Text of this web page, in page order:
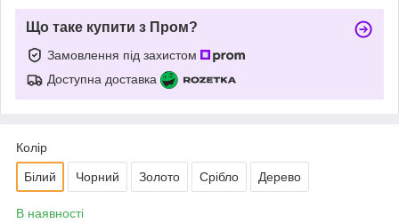
Що таке купити з Пром?
Замовлення під захистом
Доступна доставка
Колір
Білий Чорний Золото Срібло Дерево
В наявності